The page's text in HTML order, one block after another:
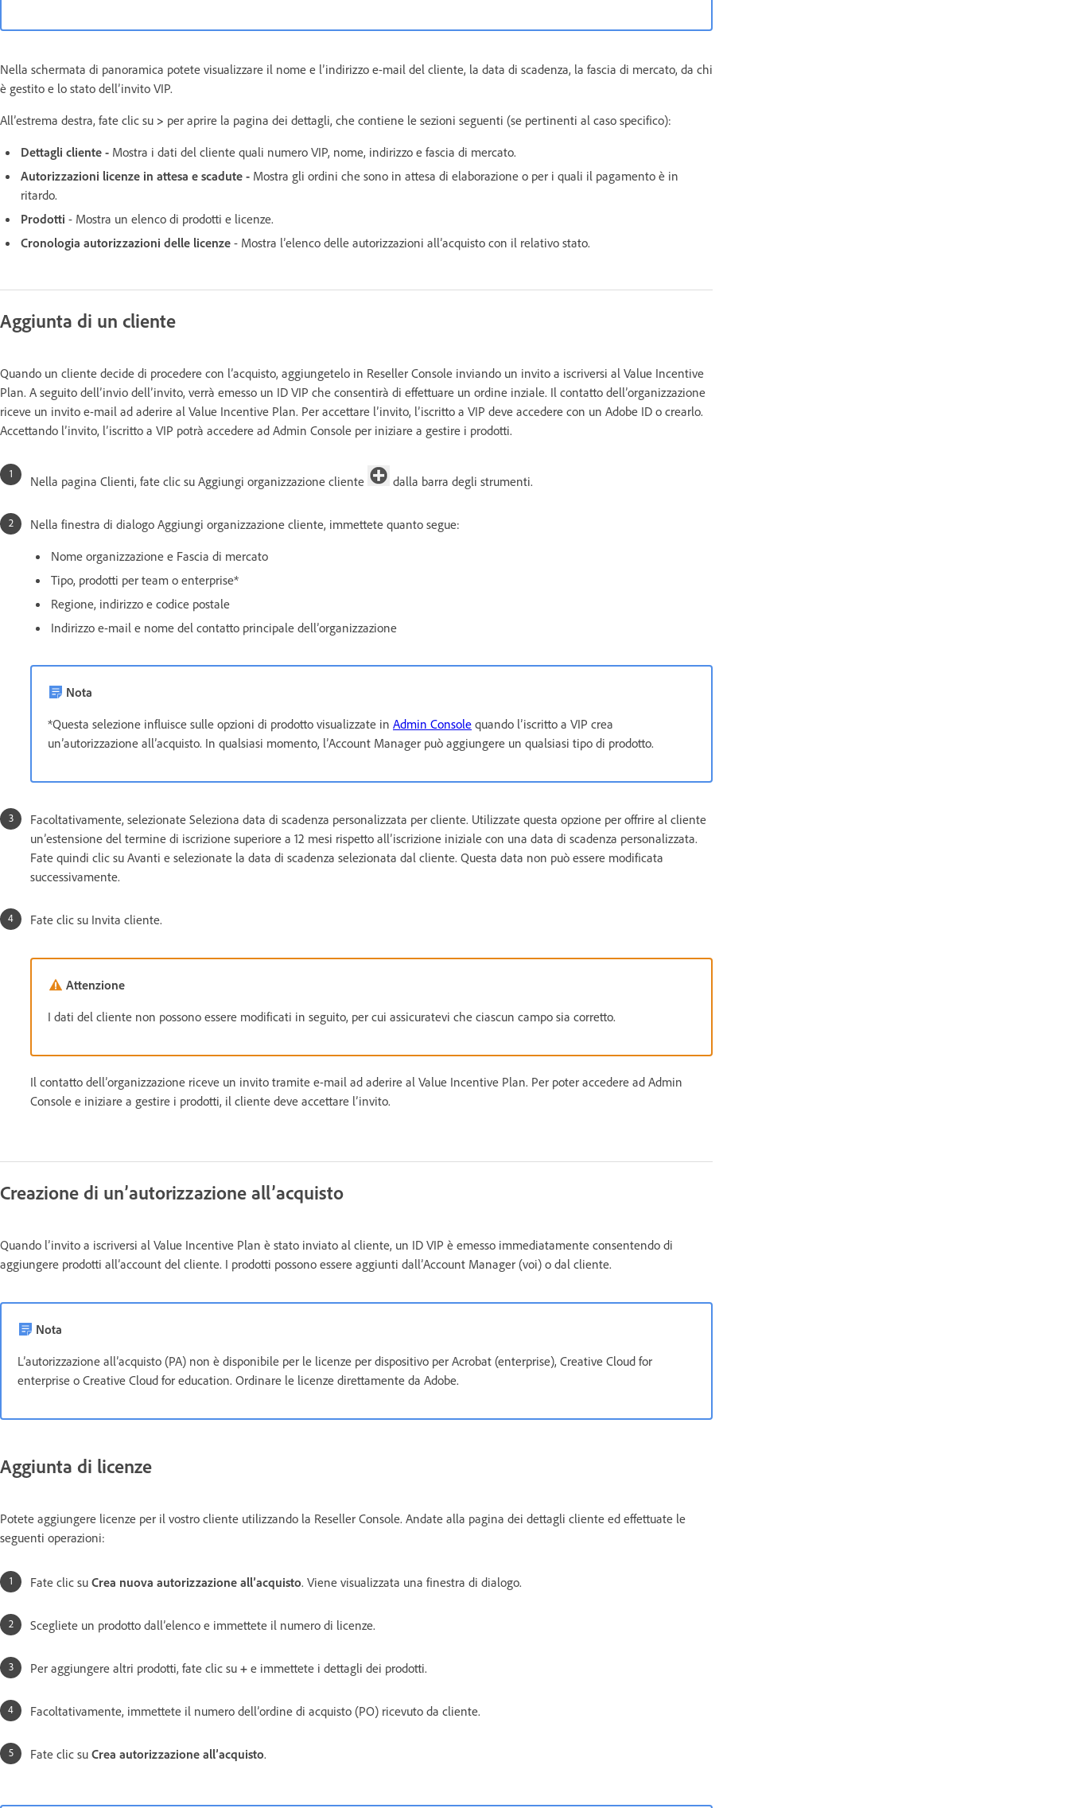
Nella schermata di panoramica potete visualizzare il nome e l’indirizzo e-mail del cliente, la data di scadenza, la fascia di mercato, da chi
è gestito e lo stato dell’invito VIP.
All’estrema destra, fate clic su > per aprire la pagina dei dettagli, che contiene le sezioni seguenti (se pertinenti al caso specifico):
Dettagli cliente - Mostra i dati del cliente quali numero VIP, nome, indirizzo e fascia di mercato.
Autorizzazioni licenze in attesa e scadute - Mostra gli ordini che sono in attesa di elaborazione o per i quali il pagamento è in
ritardo.
Prodotti - Mostra un elenco di prodotti e licenze.
Cronologia autorizzazioni delle licenze - Mostra l’elenco delle autorizzazioni all’acquisto con il relativo stato.
Aggiunta di un cliente
Quando un cliente decide di procedere con l’acquisto, aggiungetelo in Reseller Console inviando un invito a iscriversi al Value Incentive
Plan. A seguito dell’invio dell’invito, verrà emesso un ID VIP che consentirà di effettuare un ordine inziale. Il contatto dell’organizzazione
riceve un invito e-mail ad aderire al Value Incentive Plan. Per accettare l’invito, l’iscritto a VIP deve accedere con un Adobe ID o crearlo.
Accettando l’invito, l’iscritto a VIP potrà accedere ad Admin Console per iniziare a gestire i prodotti.
Nella pagina Clienti, fate clic su Aggiungi organizzazione cliente dalla barra degli strumenti.
Nella finestra di dialogo Aggiungi organizzazione cliente, immettete quanto segue:
Nome organizzazione e Fascia di mercato
Tipo, prodotti per team o enterprise*
Regione, indirizzo e codice postale
Indirizzo e-mail e nome del contatto principale dell’organizzazione
Nota
*Questa selezione influisce sulle opzioni di prodotto visualizzate in Admin Console quando l’iscritto a VIP crea
un’autorizzazione all’acquisto. In qualsiasi momento, l’Account Manager può aggiungere un qualsiasi tipo di prodotto.
Facoltativamente, selezionate Seleziona data di scadenza personalizzata per cliente. Utilizzate questa opzione per offrire al cliente
un’estensione del termine di iscrizione superiore a 12 mesi rispetto all’iscrizione iniziale con una data di scadenza personalizzata.
Fate quindi clic su Avanti e selezionate la data di scadenza selezionata dal cliente. Questa data non può essere modificata
successivamente.
Fate clic su Invita cliente.
Attenzione
I dati del cliente non possono essere modificati in seguito, per cui assicuratevi che ciascun campo sia corretto.
Il contatto dell’organizzazione riceve un invito tramite e-mail ad aderire al Value Incentive Plan. Per poter accedere ad Admin
Console e iniziare a gestire i prodotti, il cliente deve accettare l’invito.
Creazione di un’autorizzazione all’acquisto
Quando l’invito a iscriversi al Value Incentive Plan è stato inviato al cliente, un ID VIP è emesso immediatamente consentendo di
aggiungere prodotti all’account del cliente. I prodotti possono essere aggiunti dall’Account Manager (voi) o dal cliente.
Nota
L’autorizzazione all’acquisto (PA) non è disponibile per le licenze per dispositivo per Acrobat (enterprise), Creative Cloud for
enterprise o Creative Cloud for education. Ordinare le licenze direttamente da Adobe.
Aggiunta di licenze
Potete aggiungere licenze per il vostro cliente utilizzando la Reseller Console. Andate alla pagina dei dettagli cliente ed effettuate le
seguenti operazioni:
Fate clic su Crea nuova autorizzazione all’acquisto. Viene visualizzata una finestra di dialogo.
Scegliete un prodotto dall’elenco e immettete il numero di licenze.
Per aggiungere altri prodotti, fate clic su + e immettete i dettagli dei prodotti.
Facoltativamente, immettete il numero dell’ordine di acquisto (PO) ricevuto da cliente.
Fate clic su Crea autorizzazione all’acquisto.